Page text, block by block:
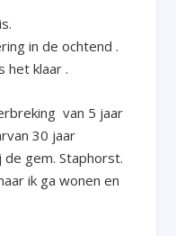
in de ochtend .
het klaar .
van 5 jaar
30 jaar
gem. Staphorst.
ik ga wonen en